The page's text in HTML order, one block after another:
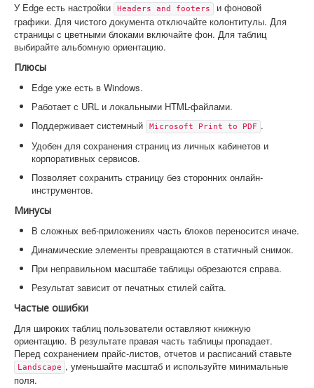
У Edge есть настройки
Headers and footers
и фоновой
графики. Для чистого документа отключайте колонтитулы. Для
страницы с цветными блоками включайте фон. Для таблиц
выбирайте альбомную ориентацию.
Плюсы
Edge уже есть в Windows.
Работает с URL и локальными HTML-файлами.
Поддерживает системный
Microsoft Print to PDF .
Удобен для сохранения страниц из личных кабинетов и
корпоративных сервисов.
Позволяет сохранить страницу без сторонних онлайн-
инструментов.
Минусы
В сложных веб-приложениях часть блоков переносится иначе.
Динамические элементы превращаются в статичный снимок.
При неправильном масштабе таблицы обрезаются справа.
Результат зависит от печатных стилей сайта.
Частые ошибки
Для широких таблиц пользователи оставляют книжную
ориентацию. В результате правая часть таблицы пропадает.
Перед сохранением прайс-листов, отчетов и расписаний ставьте
Landscape , уменьшайте масштаб и используйте минимальные
поля.